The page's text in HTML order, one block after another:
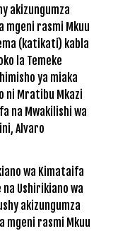
wa Kimataifa
na Ushirikiano wa
akizungumza
mgeni rasmi Mkuu